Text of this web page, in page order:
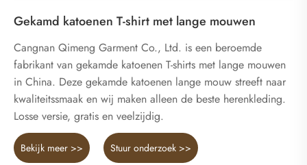
Gekamd katoenen T-shirt met lange mouwen
Cangnan Qimeng Garment Co., Ltd. is een beroemde
fabrikant van gekamde katoenen T-shirts met lange mouwen
in China. Deze gekamde katoenen lange mouw streeft naar
kwaliteitssmaak en wij maken alleen de beste herenkleding.
Losse versie, gratis en veelzijdig.
Bekijk meer >> Stuur onderzoek >>